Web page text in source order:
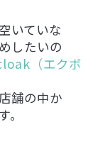
いていな
したいの
（エクボ
舗の中か